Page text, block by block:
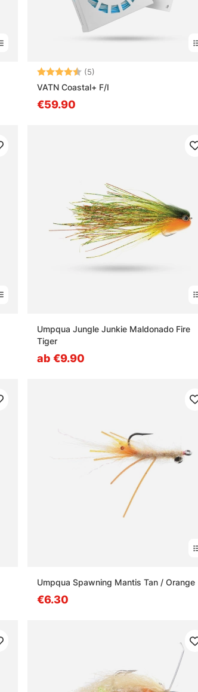
Bewertung:(5)
VATN Coastal+ F/I
€59.90
Umpqua Jungle Junkie Maldonado Fire
Tiger
ab €9.90
Umpqua Spawning Mantis Tan / Orange
€6.30